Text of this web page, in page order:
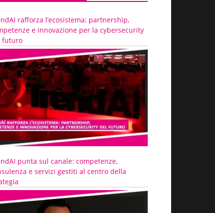
rafforza l’ecosistema: partnership,
e innovazione per la cybersecurity
futuro
punta sul canale: competenze,
e servizi gestiti al centro della